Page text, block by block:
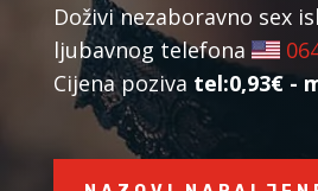
Doživi nezaboravno sex
ljubavnog telefona
Cijena poziva tel:0,93€ -